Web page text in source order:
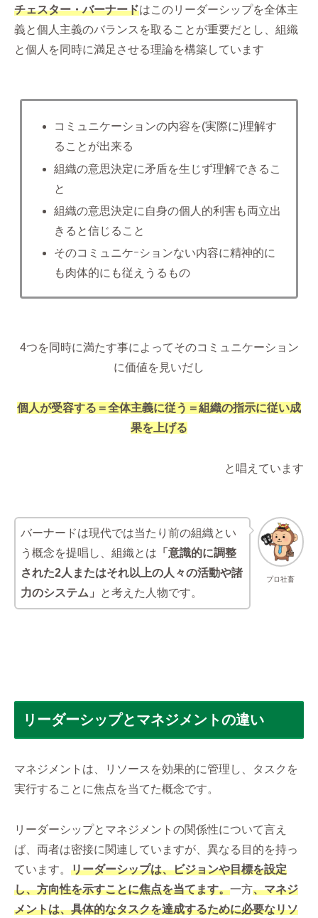
チェスター・バーナードはこのリーダーシップを全体主
義と個人主義のバランスを取ることが重要だとし、組織
と個人を同時に満足させる理論を構築しています
コミュニケーションの内容を(実際に)理解す
ることが出来る
組織の意思決定に矛盾を生じず理解できるこ
と
組織の意思決定に自身の個人的利害も両立出
きると信じること
そのコミュニケｰションない内容に精神的に
も肉体的にも従えうるもの
4つを同時に満たす事によってそのコミュニケーション
に価値を見いだし
個人が受容する＝全体主義に従う＝組織の指示に従い成
果を上げる
と唱えています
プロ社畜
バーナードは現代では当たり前の組織とい
う概念を提唱し、組織とは 「意識的に調整
された2人またはそれ以上の人々の活動や諸
力のシステム」
と考えた人物です。
リーダーシップとマネジメントの違い
マネジメントは、リソースを効果的に管理し、タスクを
実行することに焦点を当てた概念です。
リーダーシップとマネジメントの関係性について言え
ば、両者は密接に関連していますが、異なる目的を持っ
ています。 リーダーシップは、ビジョンや目標を設定
し、方向性を示すことに焦点を当てます。一方、マネジ
メントは、具体的なタスクを達成するために必要なリソ